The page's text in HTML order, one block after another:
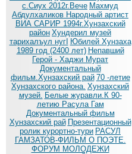
с.Сиух 2012г.Вече Махмуд
Абдулхаликов Народный артист
ВИА САРИР 1994г.Хунзахский
район Хундерил музей
тарихалъул нугI Юбилей Хунзаха
1989 год (2400 лет) Непавший
Герой - Хаджи Мурат
Документальный
фильм.Хунзахский рай 70 -летие
Хунзахского района. Хунзахский
музей. Белые журавли.К 90-
летию Расула Гам
Документальный фильм
Хунзахский рай Презентационный
ролик курортно-тури РАСУЛ
ГАМЗАТОВ-ФИЛЬМ О ПОЭТЕ.
ФОРУМ МОЛОДЕЖИ